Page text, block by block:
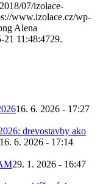
07/izolace-
www.izolace.cz/wp-
Alena
21 11:48:4729.
16. 6. 2026 - 17:27
drevostavby ako
16. 6. 2026 - 17:14
29. 1. 2026 - 16:47